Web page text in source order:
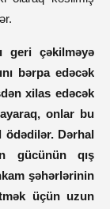
geri çəkilməyə
bərpa edəcək
xilas edəcək
onlar bu
ödədilər. Dərhal
gücünün qış
şəhərlərinin
üçün uzun